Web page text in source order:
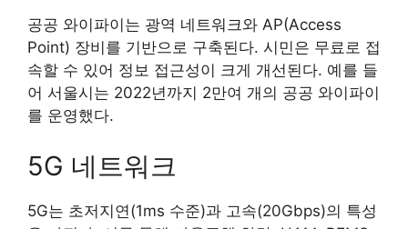
공공 와이파이는 광역 네트워크와 AP(Access
Point) 장비를 기반으로 구축된다. 시민은 무료로 접
속할 수 있어 정보 접근성이 크게 개선된다. 예를 들
어 서울시는 2022년까지 2만여 개의 공공 와이파이
를 운영했다.
5G 네트워크
5G는 초저지연(1ms 수준)과 고속(20Gbps)의 특성